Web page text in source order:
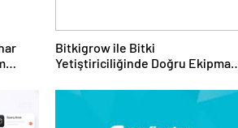
Bitkigrow ile Bitki
Yetiştiriciliğinde Doğru Ekipman